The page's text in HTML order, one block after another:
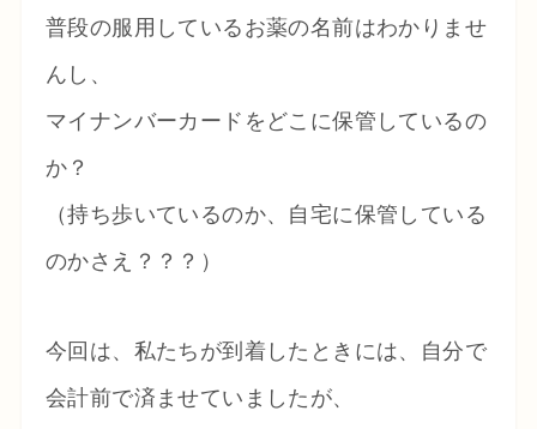
普段の服用しているお薬の名前はわかりませ
んし、
マイナンバーカードをどこに保管しているの
か？
（持ち歩いているのか、自宅に保管している
のかさえ？？？）
今回は、私たちが到着したときには、自分で
会計前で済ませていましたが、